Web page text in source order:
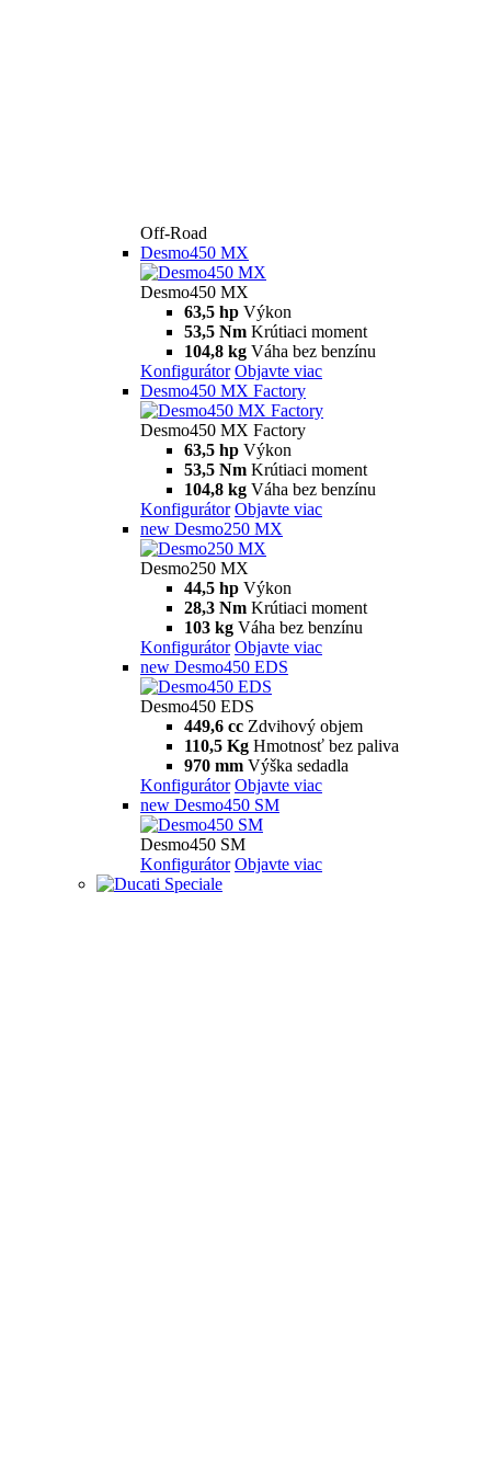
Off-Road
Desmo450 MX
Desmo450 MX
63,5 hp Výkon
53,5 Nm Krútiaci moment
104,8 kg Váha bez benzínu
Konfigurátor Objavte viac
Desmo450 MX Factory
Desmo450 MX Factory
63,5 hp Výkon
53,5 Nm Krútiaci moment
104,8 kg Váha bez benzínu
Konfigurátor Objavte viac
new Desmo250 MX
Desmo250 MX
44,5 hp Výkon
28,3 Nm Krútiaci moment
103 kg Váha bez benzínu
Konfigurátor Objavte viac
new Desmo450 EDS
Desmo450 EDS
449,6 cc Zdvihový objem
110,5 Kg Hmotnosť bez paliva
970 mm Výška sedadla
Konfigurátor Objavte viac
new Desmo450 SM
Desmo450 SM
Konfigurátor Objavte viac